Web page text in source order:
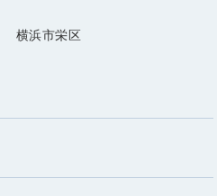
横浜市栄区